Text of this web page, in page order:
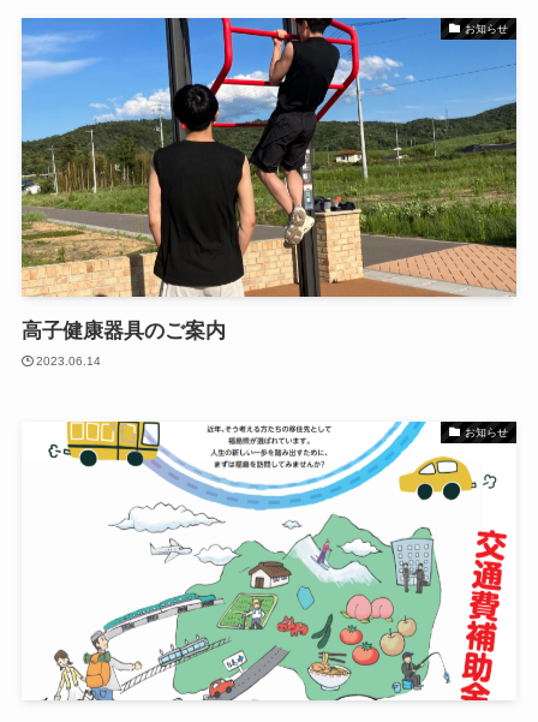
お知らせ
高子健康器具のご案内
2023.06.14
お知らせ